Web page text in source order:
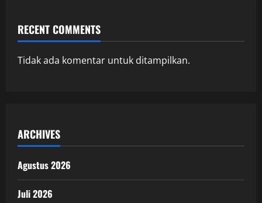
RECENT COMMENTS
Tidak ada komentar untuk ditampilkan.
ARCHIVES
Agustus 2026
Juli 2026